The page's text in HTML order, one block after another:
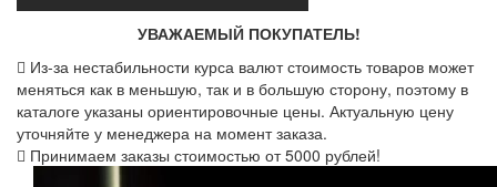
УВАЖАЕМЫЙ ПОКУПАТЕЛЬ!
Из-за нестабильности курса валют стоимость товаров может
меняться как в меньшую, так и в большую сторону, поэтому в
каталоге указаны ориентировочные цены. Актуальную цену
уточняйте у менеджера на момент заказа.
Принимаем заказы стоимостью от 5000 рублей!